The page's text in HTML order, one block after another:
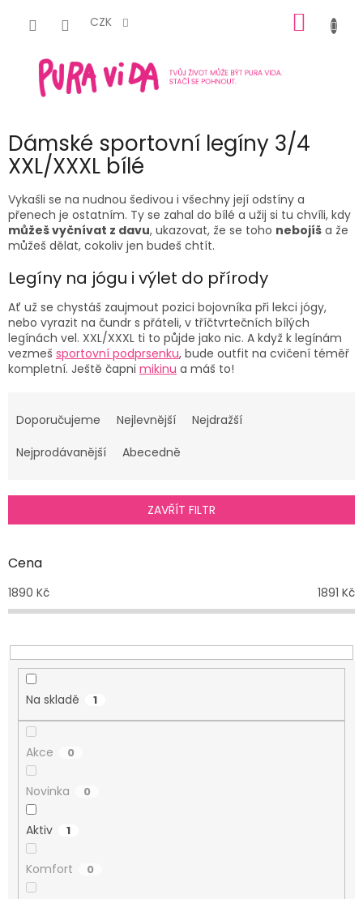
CZK
KOŠÍK
Dámské sportovní legíny 3/4
XXL/XXXL bílé
Vykašli se na nudnou šedivou i všechny její odstíny a
přenech je ostatním. Ty se zahal do bílé a užij si tu chvíli, kdy
můžeš vyčnívat z davu, ukazovat, že se toho nebojíš a že
můžeš dělat, cokoliv jen budeš chtít.
Legíny na jógu i výlet do přírody
Ať už se chystáš zaujmout pozici bojovníka při lekci jógy,
nebo vyrazit na čundr s přáteli, v tříčtvrtečních bílých
legínách vel. XXL/XXXL ti to půjde jako nic. A když k legínám
vezmeš sportovní podprsenku, bude outfit na cvičení téměř
kompletní. Ještě čapni mikinu a máš to!
a
e
í
r
d
k
t
Doporučujeme Nejlevnější
Nejdražší
Nejprodávanější
Abecedně
ZAVŘÍT FILTR
Cena
1890 Kč 1891 Kč
Na skladě 1
Akce 0
Novinka 0
Aktiv 1
Komfort 0